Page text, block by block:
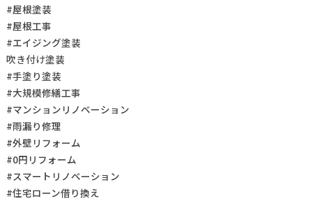
#屋根塗装
#屋根工事
#エイジング塗装
吹き付け塗装
#手塗り塗装
#大規模修繕工事
#マンションリノベーション
#雨漏り修理
#外壁リフォーム
#0円リフォーム
#スマートリノベーション
#住宅ローン借り換え